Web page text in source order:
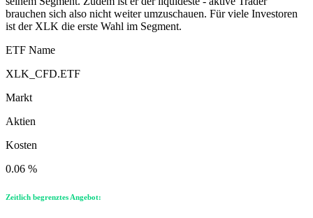
brauchen sich also nicht weiter umzuschauen. Für viele Investoren
ist der XLK die erste Wahl im Segment.
ETF Name
XLK_CFD.ETF
Markt
Aktien
Kosten
0.06 %
Zeitlich begrenztes Angebot: